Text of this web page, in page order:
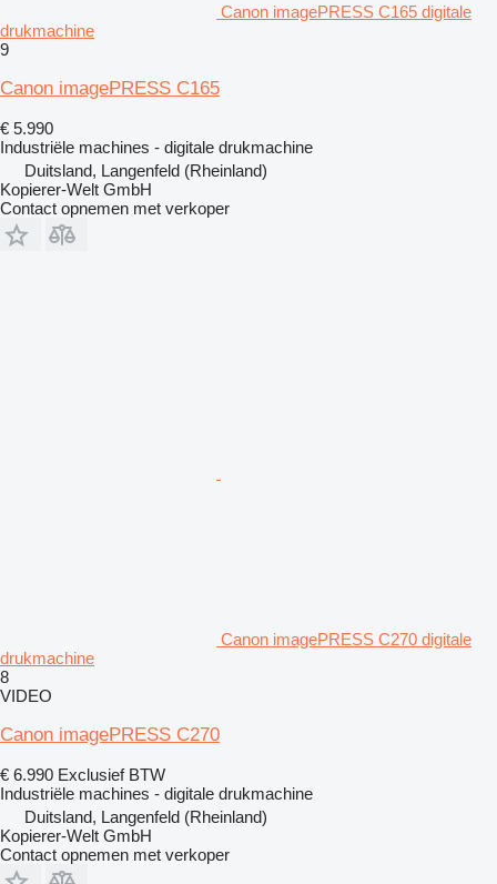
Canon imagePRESS C165 digitale
drukmachine
9
Canon imagePRESS C165
€ 5.990
Industriële machines - digitale drukmachine
Duitsland, Langenfeld (Rheinland)
Kopierer-Welt GmbH
Contact opnemen met verkoper
Canon imagePRESS C270 digitale
drukmachine
8
VIDEO
Canon imagePRESS C270
€ 6.990 Exclusief BTW
Industriële machines - digitale drukmachine
Duitsland, Langenfeld (Rheinland)
Kopierer-Welt GmbH
Contact opnemen met verkoper